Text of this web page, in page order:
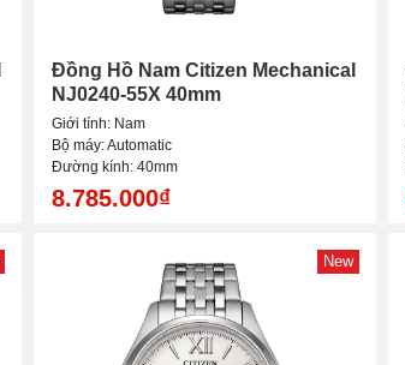
Đồng Hồ Nam Citizen Mechanical
NJ0240-55X 40mm
Giới tính: Nam
Bộ máy: Automatic
Đường kính: 40mm
8.785.000₫
New